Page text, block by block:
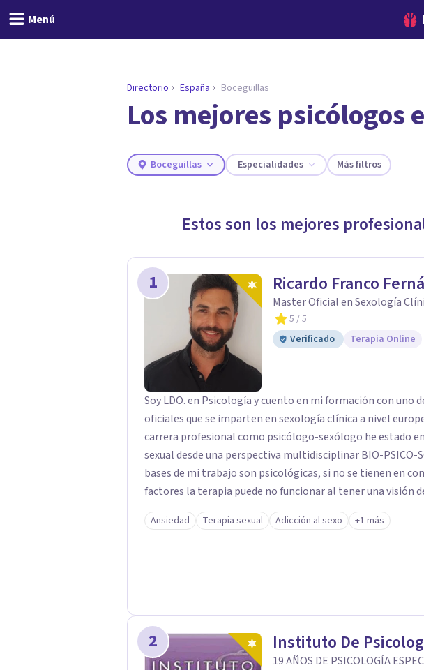
Menú
ENCONTRAR MI TERAPEUTA
¿Necesitas ayuda para encontrar el
necesidades.
Responder cuestionario
Directorio España Boceguillas
Los mejores psicólogos
Boceguillas Especialidades Más filtros
Estos son los mejores
1 Ricardo Franco
Master Oficial en Sexología
5 / 5
Verificado
Terapia Online
Soy LDO. en Psicología y cuento en mi formación con uno
oficiales que se imparten en sexología clínica a nivel
carrera profesional como psicólogo-sexólogo he estado
sexual desde una perspectiva multidisciplinar BIO-PSICO-
bases de mi trabajo son psicológicas, si no se tienen en
factores la terapia puede no funcionar al tener una visión
excluyendo de antemano otros factores que pueden influir. Mi intención es ayudar
para conseguir una mejora global de tu sexualidad,
buena autoestima y una relación saludable de pareja.
Ansiedad Terapia sexual Adicción al sexo +1 más
2 Instituto De
19 AÑOS DE PSICOLOGÍA